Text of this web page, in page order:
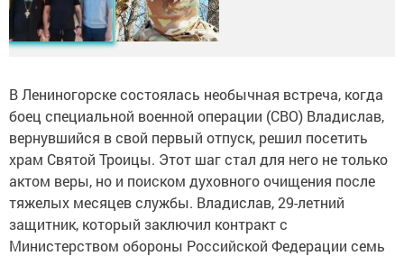
В Лениногорске состоялась необычная встреча, когда
боец специальной военной операции (СВО) Владислав,
вернувшийся в свой первый отпуск, решил посетить
храм Святой Троицы. Этот шаг стал для него не только
актом веры, но и поиском духовного очищения после
тяжелых месяцев службы. Владислав, 29-летний
защитник, который заключил контракт с
Министерством обороны Российской Федерации семь